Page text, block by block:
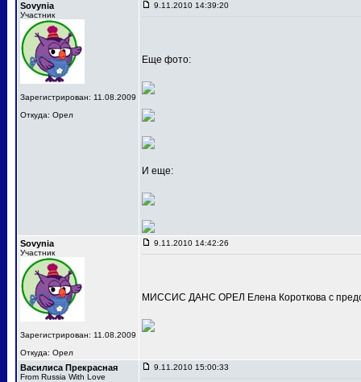
Sovynia
Участник
Зарегистрирован: 11.08.2009
Откуда: Орел
9.11.2010 14:39:20
Еще фото:
И еще:
Sovynia
Участник
Зарегистрирован: 11.08.2009
Откуда: Орел
9.11.2010 14:42:26
МИССИС ДАНС ОРЕЛ Елена Короткова с
Василиса Прекрасная
From Russia With Love
9.11.2010 15:00:33